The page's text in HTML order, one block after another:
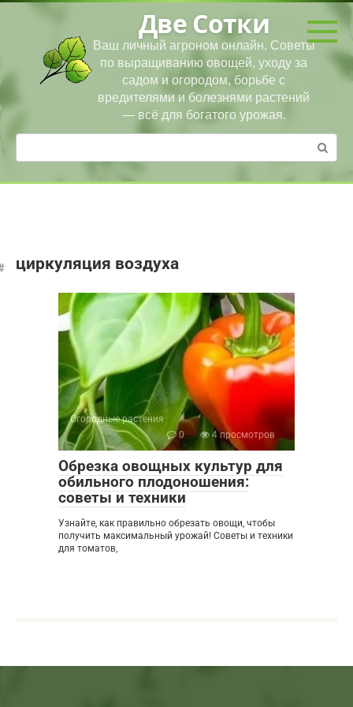
Перейти
Две Сотки
Ваш личный агроном онлайн. Советы
по выращиванию овощей, уходу за
садом и огородом, борьбе с
вредителями и болезнями растений
— всё для богатого урожая.
Поиск:
циркуляция воздуха
Огородные растения
0
4 просмотров
Обрезка овощных культур для
обильного плодоношения:
советы и техники
Узнайте, как правильно обрезать овощи, чтобы
получить максимальный урожай! Советы и техники
для томатов,